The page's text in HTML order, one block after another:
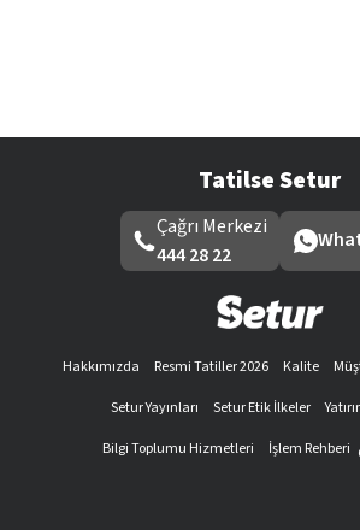
Tatilse Setur
Çağrı Merkezi
444 28 22
Hakkımızda Resmi Tatiller 2026 Kalite
Setur Yayınları
Setur Etik İlkeler
Bilgi Toplumu Hizmetleri
İşlem Rehberi